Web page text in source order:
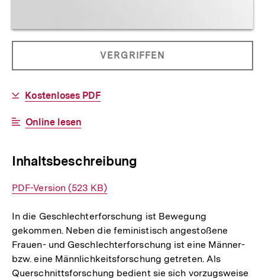
PRODUKT
NICHT
VERGRIFFEN
Download-
Kostenloses PDF
Interner
Online lesen
Inhaltsbeschreibung
Interner
PDF-Version (523 KB)
In die Geschlechterforschung ist Bewegung
gekommen. Neben die feministisch angestoßene
Frauen- und Geschlechterforschung ist eine Männer-
bzw. eine Männlichkeitsforschung getreten. Als
Querschnittsforschung bedient sie sich vorzugsweise